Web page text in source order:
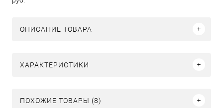
ОПИСАНИЕ ТОВАРА
ХАРАКТЕРИСТИКИ
ПОХОЖИЕ ТОВАРЫ (8)